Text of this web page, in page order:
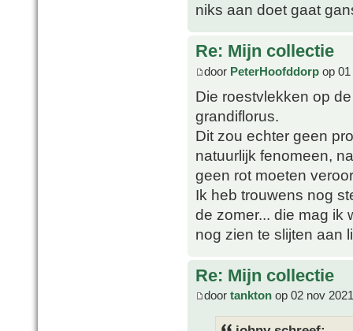
niks aan doet gaat
Re: Mijn collectie
door PeterHoofddorp op
Die roestvlekken op
grandiflorus.
Dit zou echter geen
natuurlijk fenomeen,
geen rot moeten
Ik heb trouwens nog
de zomer... die mag ik
nog zien te slijten aan
Re: Mijn collectie
door tankton op 02 nov